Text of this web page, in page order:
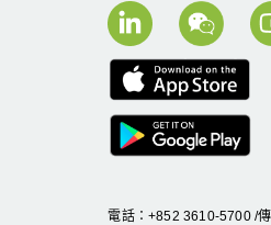
電話：+852 3610-5700 /